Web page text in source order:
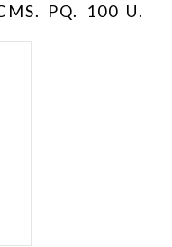
PQ. 100 U.